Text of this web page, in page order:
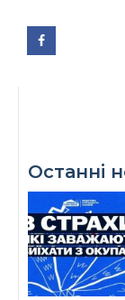
Останні